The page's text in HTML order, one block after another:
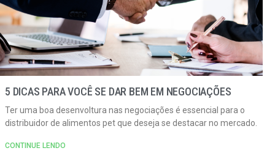
5 DICAS PARA VOCÊ SE DAR BEM EM NEGOCIAÇÕES
Ter uma boa desenvoltura nas negociações é essencial para o
distribuidor de alimentos pet que deseja se destacar no mercado.
CONTINUE LENDO